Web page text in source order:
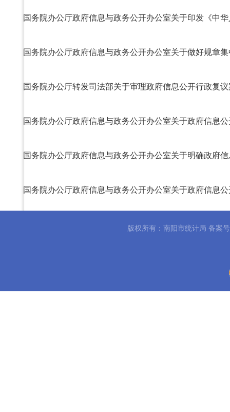
国务院办公厅政府信息与政务公开办公室关于政府信息
国务院办公厅政府信息与政务公开办公室关于政府信息
中华人民共和国政府信息公开条例
上一
版权所有：南阳市统计局 备案